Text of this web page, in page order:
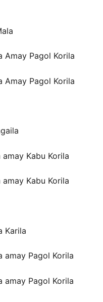
Amay Pagol Korila
Amay Pagol Korila
Kabu Korila
Kabu Korila
Karila
amay Pagol Korila
amay Pagol Korila